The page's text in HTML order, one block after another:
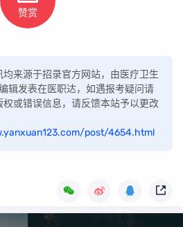
赞赏
来源于招录官方网站，由医疗卫生
辑发表在医职达，如遇报考疑问请
或错误信息，请反馈本站予以更改
post/4654.html